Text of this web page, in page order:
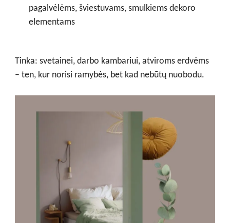
pagalvėlėms, šviestuvams, smulkiems dekoro
elementams
Tinka: svetainei, darbo kambariui, atviroms erdvėms
– ten, kur norisi ramybės, bet kad nebūtų nuobodu.